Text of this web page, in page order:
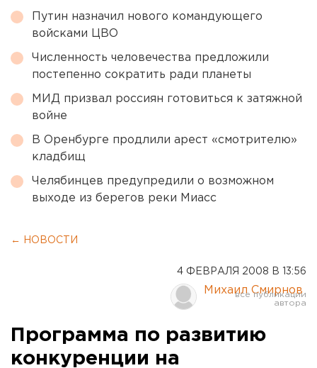
Путин назначил нового командующего
войсками ЦВО
Численность человечества предложили
постепенно сократить ради планеты
МИД призвал россиян готовиться к затяжной
войне
В Оренбурге продлили арест «смотрителю»
кладбищ
Челябинцев предупредили о возможном
выходе из берегов реки Миасс
← НОВОСТИ
4 ФЕВРАЛЯ 2008 В 13:56
Михаил Смирнов
Программа по развитию
конкуренции на